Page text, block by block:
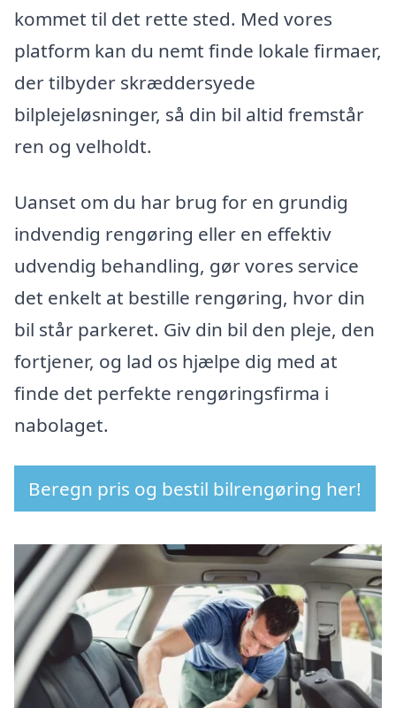
kommet til det rette sted. Med vores
platform kan du nemt finde lokale firmaer,
der tilbyder skræddersyede
bilplejeløsninger, så din bil altid fremstår
ren og velholdt.
Uanset om du har brug for en grundig
indvendig rengøring eller en effektiv
udvendig behandling, gør vores service
det enkelt at bestille rengøring, hvor din
bil står parkeret. Giv din bil den pleje, den
fortjener, og lad os hjælpe dig med at
finde det perfekte rengøringsfirma i
nabolaget.
Beregn pris og bestil bilrengøring her!